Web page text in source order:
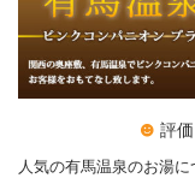
評価
人気の有馬温泉のお湯